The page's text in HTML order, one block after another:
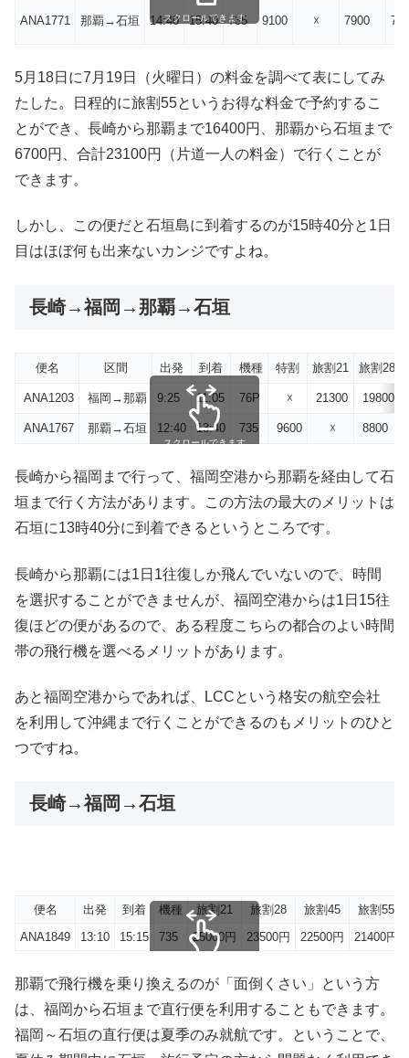
ANA1771 那覇→石垣 14:40 15:40 735 9100 ☓ 7900
スクロールできます
5月18日に7月19日（火曜日）の料金を調べて表にしてみ
たした。日程的に旅割55というお得な料金で予約するこ
とができ、長崎から那覇まで16400円、那覇から石垣まで
6700円、合計23100円（片道一人の料金）で行くことが
できます。
しかし、この便だと石垣島に到着するのが15時40分と1日
目はほぼ何も出来ないカンジですよね。
長崎→福岡→那覇→石垣
便名 区間 出発 到着 機種 特割 旅割21 旅割28
ANA1203 福岡→那覇 9:25 11:05 76P ☓ 21300 19800
ANA1767 那覇→石垣 12:40 13:40 735 9600 ☓ 8800
スクロールできます
長崎から福岡まで行って、福岡空港から那覇を経由して石
垣まで行く方法があります。この方法の最大のメリットは
石垣に13時40分に到着できるというところです。
長崎から那覇には1日1往復しか飛んでいないので、時間
を選択することができませんが、福岡空港からは1日15往
復ほどの便があるので、ある程度こちらの都合のよい時間
帯の飛行機を選べるメリットがあります。
あと福岡空港からであれば、LCCという格安の航空会社
を利用して沖縄まで行くことができるのもメリットのひと
つですね。
長崎→福岡→石垣
便名 出発 到着 機種 旅割21 旅割28 旅割45
旅割55
ANA1849
13:10 15:15 735 25000円 23500円 22500円 21400円
那覇で飛行機を乗り換えるのが「面倒くさい」という方
は、福岡から石垣まで直行便を利用することもできます。
福岡～石垣の直行便は夏季のみ就航です。ということで、